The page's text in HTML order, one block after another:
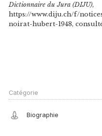
Dictionnaire du Jura (DIJU),
https://www.diju.ch/f/
noirat-hubert-1948,
Catégorie
Biographie